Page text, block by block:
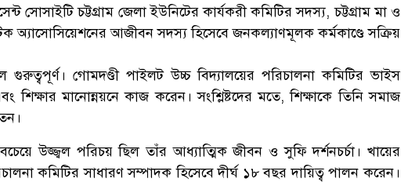
সোসাইটি চট্টগ্রাম জেলা ইউনিটের কার্যকরী কমিটির সদস্য, চট্টগ্রাম মা ও
অ্যাসোসিয়েশনের আজীবন সদস্য হিসেবে জনকল্যাণমূলক কর্মকাণ্ডে সক্রিয়
গুরুত্বপূর্ণ। গোমদণ্ডী পাইলট উচ্চ বিদ্যালয়ের পরিচালনা কমিটির ভাইস
শিক্ষার মানোন্নয়নে কাজ করেন। সংশ্লিষ্টদের মতে, শিক্ষাকে তিনি সমাজ
উজ্জ্বল পরিচয় ছিল তাঁর আধ্যাত্মিক জীবন ও সুফি দর্শনচর্চা। খায়ের
কমিটির সাধারণ সম্পাদক হিসেবে দীর্ঘ ১৮ বছর দায়িত্ব পালন করেন।